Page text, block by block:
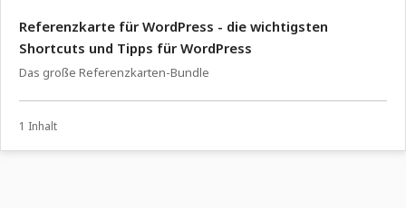
Referenzkarte für WordPress - die wichtigsten
Shortcuts und Tipps für WordPress
Das große Referenzkarten-Bundle
1 Inhalt